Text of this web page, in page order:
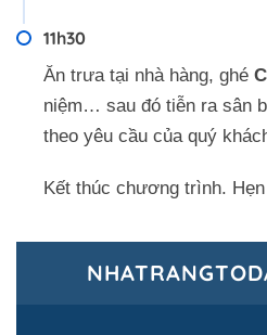
11h30
Ăn trưa tại nhà hàng, ghé
niệm… sau đó tiễn ra sân
theo yêu cầu của quý
Kết thúc chương trình.